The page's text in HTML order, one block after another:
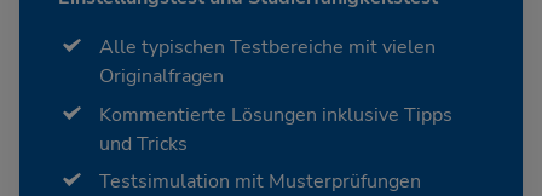
Alle typischen Testbereiche mit vielen
Originalfragen
Kommentierte Lösungen inklusive Tipps
und Tricks
Testsimulation mit Musterprüfungen